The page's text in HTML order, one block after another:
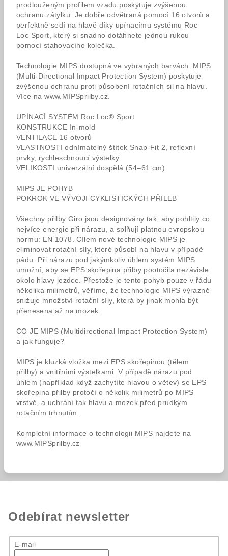
prodlouženým profilem vzadu poskytuje zvýšenou
ochranu zátylku. Je dobře odvětraná pomocí 16 otvorů a
perfektně sedí na hlavě díky upínacímu systému Roc
Loc Sport, který si snadno dotáhnete jednou rukou
pomocí stahovacího kolečka.
Technologie MIPS dostupná ve vybraných barvách. MIPS
(Multi-Directional Impact Protection System) poskytuje
zvýšenou ochranu proti působení rotačních sil na hlavu.
Více na www.MIPSprilby.cz.
UPÍNACÍ SYSTÉM Roc Loc® Sport
KONSTRUKCE In-mold
VENTILACE 16 otvorů
VLASTNOSTI odnímatelný štítek Snap-Fit 2, reflexní
prvky, rychleschnoucí výstelky
VELIKOSTI univerzální dospělá (54–61 cm)
MIPS JE POHYB
POKROK VE VÝVOJI CYKLISTICKÝCH PŘILEB
Všechny přilby Giro jsou designovány tak, aby pohltily co
nejvíce energie při nárazu, a splňují platnou evropskou
normu: EN 1078. Cílem nové technologie MIPS je
eliminovat rotační síly, které působí na hlavu v případě
pádu. Při nárazu pod jakýmkoliv úhlem systém MIPS
umožní, aby se EPS skořepina přilby pootočila nezávisle
okolo hlavy jezdce. Přestože je tento pohyb pouze v řádu
několika milimetrů, věříme, že technologie MIPS výrazně
snižuje množství rotační síly, která by jinak mohla být
přenesena až na mozek.
CO JE MIPS (Multidirectional Impact Protection System)
a jak funguje?
MIPS je kluzká vložka mezi EPS skořepinou (tělem
přilby) a vnitřními výstelkami. V případě nárazu pod
úhlem (například když zachytíte hlavou o větev) se EPS
skořepina přilby protočí o několik milimetrů po MIPS
vrstvě, a uchrání tak hlavu a mozek před prudkým
rotačním trhnutím.
Kompletní informace o technologii MIPS najdete na
www.MIPSprilby.cz
Odebírat newsletter
E-mail